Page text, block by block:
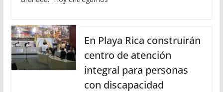
En Playa Rica construirán
centro de atención
integral para personas
con discapacidad